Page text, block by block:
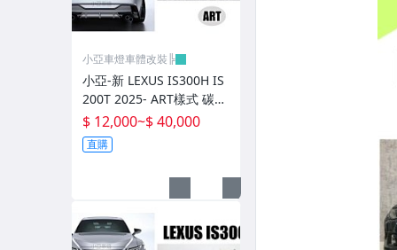
原廠型霧燈.晶鑽及燻黑霧燈.
專用型魚眼霧燈.光圈魚眼霧燈
BMW光圈燈泡.CCFL光圈
車身標誌MARK.車身飾條
小亞車燈車體改裝╠
小亞-新 LEXUS IS300H IS
200T 2025- ART樣式 碳纖
維 卡夢 前下巴 側裙 後下
巴 尾翼
$ 12,000~$ 40,000
直購